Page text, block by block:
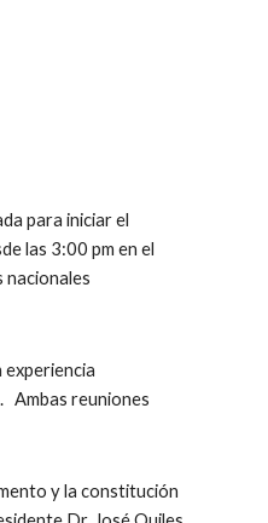
para iniciar el
las 3:00 pm en el
nacionales
Ambas reuniones
y la constitución